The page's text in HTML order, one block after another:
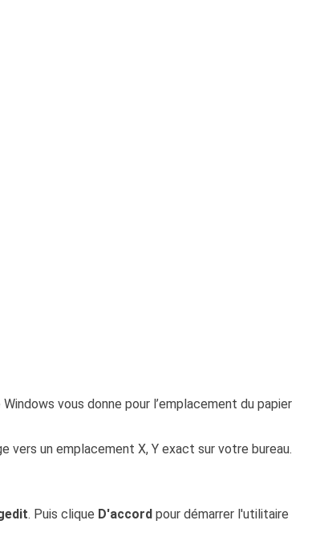
vous donne pour l’emplacement du papier
vers un emplacement X, Y exact sur votre bureau.
. Puis clique D'accord pour démarrer l'utilitaire